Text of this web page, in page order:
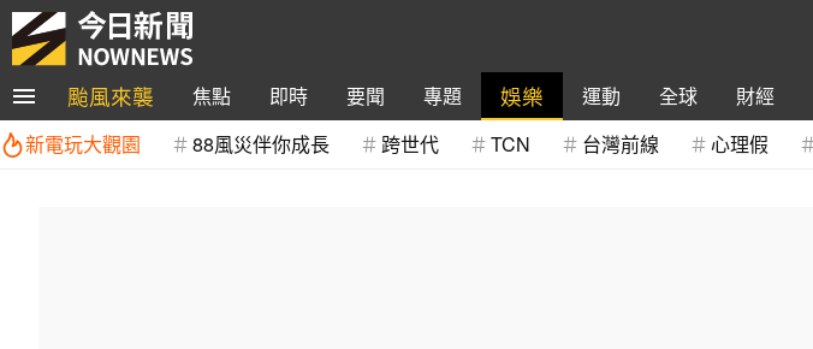
颱風來襲 焦點 即時 要聞 專題 娛樂 運動 全球 財經
新電玩大觀園
88風災伴你成長 跨世代 TCN 台灣前線 心理假